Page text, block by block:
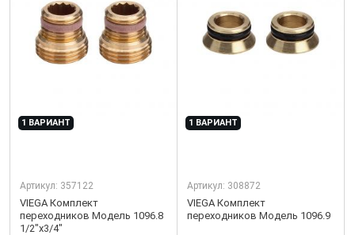
1 ВАРИАНТ
Артикул: 357122
VIEGA Комплект
переходников Модель 1096.8
1/2"x3/4"
1 ВАРИАНТ
Артикул: 308872
VIEGA Комплект
переходников Модель 1096.9